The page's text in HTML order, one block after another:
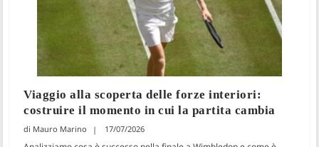
Viaggio alla scoperta delle forze interiori:
costruire il momento in cui la partita cambia
Mauro Marino 17/07/2026